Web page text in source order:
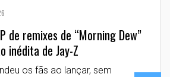
de remixes de “Morning Dew”
inédita de Jay-Z
os fãs ao lançar, sem